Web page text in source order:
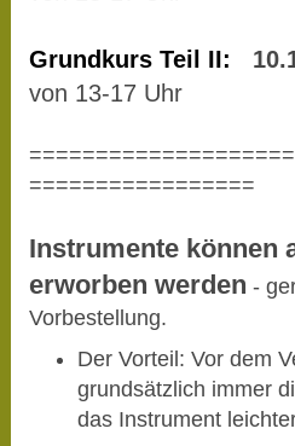
Grundkurs Teil II:
von 13-17 Uhr
=================
Instrumente können
erworben werden -
Vorbestellung.
Der Vorteil: Vor dem
grundsätzlich immer
das Instrument